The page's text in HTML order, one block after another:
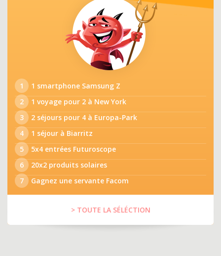
1
1 smartphone Samsung Z
2
1 voyage pour 2 à New York
3
2 séjours pour 4 à Europa-Park
4
1 séjour à Biarritz
5
5x4 entrées Futuroscope
6
20x2 produits solaires
7
Gagnez une servante Facom
> TOUTE LA SÉLÉCTION